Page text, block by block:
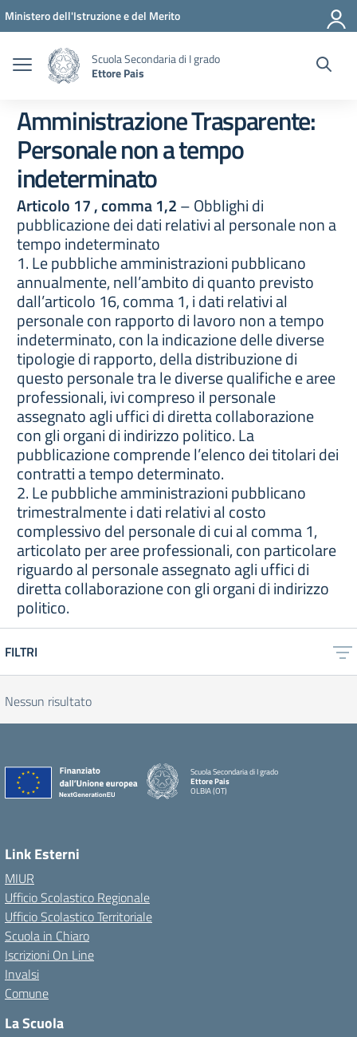
Vai ai contenuti
Vai al menu di navigazione
Vai al footer
Ministero dell'Istruzione e del Merito
Scuola Secondaria di I grado
Ettore Pais
Amministrazione Trasparente:
Personale non a tempo
indeterminato
Articolo 17 , comma 1,2– Obblighi di
pubblicazione dei dati relativi al personale non a
tempo indeterminato
1. Le pubbliche amministrazioni pubblicano
annualmente, nell’ambito di quanto previsto
dall’articolo 16, comma 1, i dati relativi al
personale con rapporto di lavoro non a tempo
indeterminato, con la indicazione delle diverse
tipologie di rapporto, della distribuzione di
questo personale tra le diverse qualifiche e aree
professionali, ivi compreso il personale
assegnato agli uffici di diretta collaborazione
con gli organi di indirizzo politico. La
pubblicazione comprende l’elenco dei titolari dei
contratti a tempo determinato.
2. Le pubbliche amministrazioni pubblicano
trimestralmente i dati relativi al costo
complessivo del personale di cui al comma 1,
articolato per aree professionali, con particolare
riguardo al personale assegnato agli uffici di
diretta collaborazione con gli organi di indirizzo
politico.
FILTRI
Nessun risultato
Scuola Secondaria di I grado
Ettore Pais
OLBIA (OT)
Link Esterni
MIUR
Ufficio Scolastico Regionale
Ufficio Scolastico Territoriale
Scuola in Chiaro
Iscrizioni On Line
Invalsi
Comune
La Scuola